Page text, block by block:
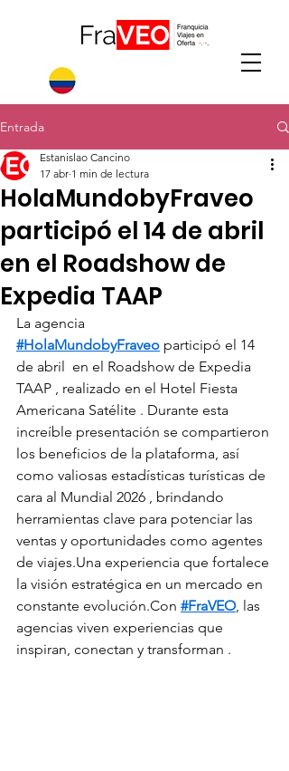
Entrada
HolaMundobyFraveo
participó el 14 de abril
en el Roadshow de
Expedia TAAP
Estanislao Cancino
17 abr 1 min de lectura
La agencia
#HolaMundobyFraveo participó el 14
de abril  en el Roadshow de Expedia
TAAP , realizado en el Hotel Fiesta
Americana Satélite . Durante esta
increíble presentación se compartieron
los beneficios de la plataforma, así
como valiosas estadísticas turísticas de
cara al Mundial 2026 , brindando
herramientas clave para potenciar las
ventas y oportunidades como agentes
de viajes.Una experiencia que fortalece
la visión estratégica en un mercado en
constante evolución.Con #FraVEO, las
agencias viven experiencias que
inspiran, conectan y transforman .